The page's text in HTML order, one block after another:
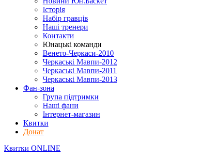
Історія
Набір гравців
Наші тренери
Контакти
Юнацькі команди
Венето-Черкаси-2010
Черкаські Мавпи-2012
Черкаські Мавпи-2011
Черкаські Мавпи-2013
Фан-зона
Група підтримки
Наші фани
Інтернет-магазин
Квитки
Донат
Квитки ONLINE